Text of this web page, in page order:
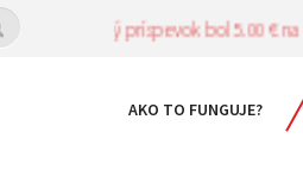
Posledný príspevok bol 5.00 € na
AKO TO FUNGUJE?